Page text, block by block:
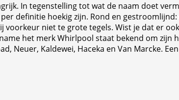
In tegenstelling tot wat de naam doet
definitie hoekig zijn. Rond en
niet te grote tegels. Wist je dat er
het merk Whirlpool staat bekend om zijn
Neuer, Kaldewei, Haceka en Van Marcke.